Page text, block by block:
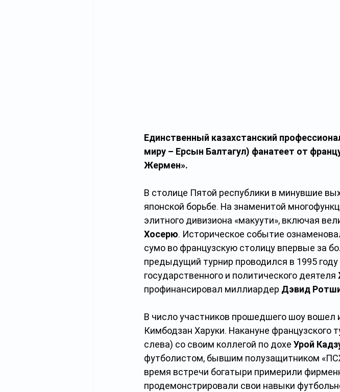
Единственный казахстанский
миру – Ерсын Балтагул) фанатеет от
Жермен».
В столице Пятой республики в минувшие
японской борьбе. На знаменитой
элитного дивизиона «макуути», включая
Хосерю. Историческое событие
сумо во французскую столицу впервые за
предыдущий турнир проводился в 1995
государственного и политического деятеля
профинансировал миллиардер Дэвид
В число участников прошедшего шоу вошел
Кимбодзан Харуки. Накануне французского
слева) со своим коллегой по дохе Урой
футболистом, бывшим полузащитником
время встречи богатыри примерили
продемонстрировали свои навыки